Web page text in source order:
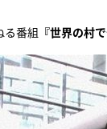
る番組 『世界の村